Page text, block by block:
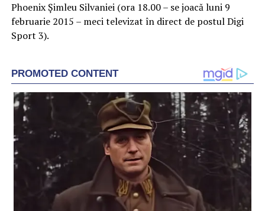
Phoenix Şimleu Silvaniei (ora 18.00 – se joacă luni 9
februarie 2015 – meci televizat în direct de postul Digi
Sport 3).